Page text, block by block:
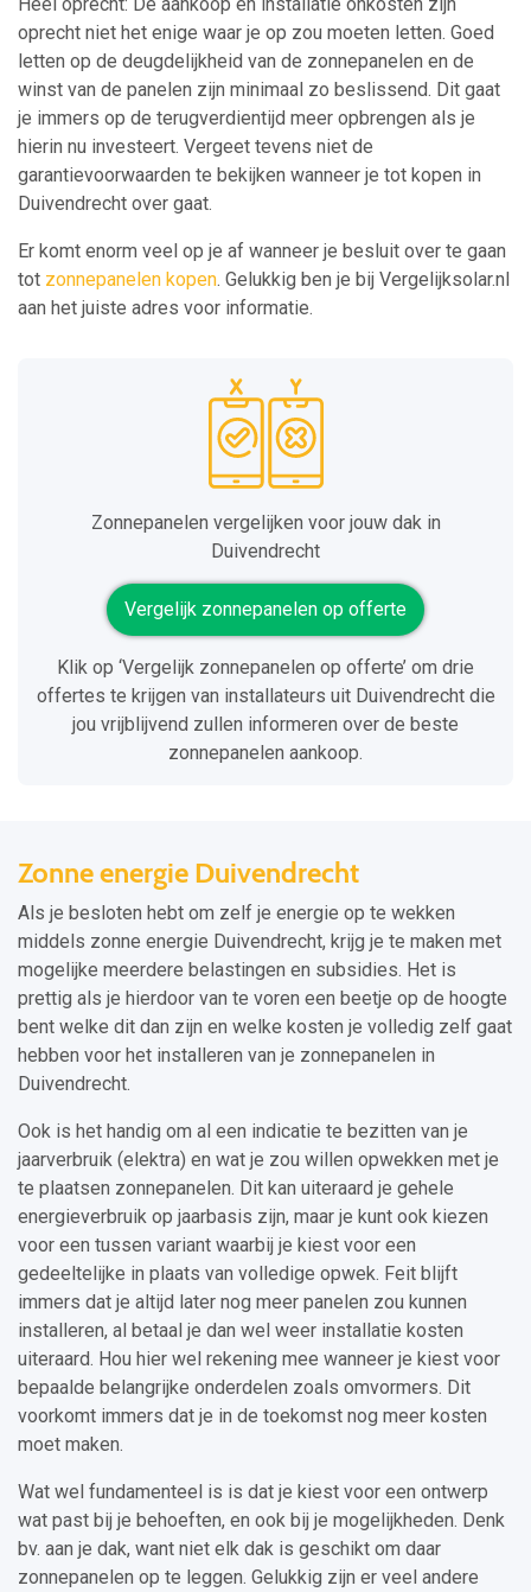
Heel oprecht: De aankoop en installatie onkosten zijn
oprecht niet het enige waar je op zou moeten letten. Goed
letten op de deugdelijkheid van de zonnepanelen en de
winst van de panelen zijn minimaal zo beslissend. Dit gaat
je immers op de terugverdientijd meer opbrengen als je
hierin nu investeert. Vergeet tevens niet de
garantievoorwaarden te bekijken wanneer je tot kopen in
Duivendrecht over gaat.
Er komt enorm veel op je af wanneer je besluit over te gaan
tot zonnepanelen kopen. Gelukkig ben je bij Vergelijksolar.nl
aan het juiste adres voor informatie.
Zonnepanelen vergelijken voor jouw dak in
Duivendrecht
Vergelijk zonnepanelen op offerte
Klik op ‘Vergelijk zonnepanelen op offerte’ om drie
offertes te krijgen van installateurs uit Duivendrecht die
jou vrijblijvend zullen informeren over de beste
zonnepanelen aankoop.
Zonne energie Duivendrecht
Als je besloten hebt om zelf je energie op te wekken
middels zonne energie Duivendrecht, krijg je te maken met
mogelijke meerdere belastingen en subsidies. Het is
prettig als je hierdoor van te voren een beetje op de hoogte
bent welke dit dan zijn en welke kosten je volledig zelf gaat
hebben voor het installeren van je zonnepanelen in
Duivendrecht.
Ook is het handig om al een indicatie te bezitten van je
jaarverbruik (elektra) en wat je zou willen opwekken met je
te plaatsen zonnepanelen. Dit kan uiteraard je gehele
energieverbruik op jaarbasis zijn, maar je kunt ook kiezen
voor een tussen variant waarbij je kiest voor een
gedeeltelijke in plaats van volledige opwek. Feit blijft
immers dat je altijd later nog meer panelen zou kunnen
installeren, al betaal je dan wel weer installatie kosten
uiteraard. Hou hier wel rekening mee wanneer je kiest voor
bepaalde belangrijke onderdelen zoals omvormers. Dit
voorkomt immers dat je in de toekomst nog meer kosten
moet maken.
Wat wel fundamenteel is is dat je kiest voor een ontwerp
wat past bij je behoeften, en ook bij je mogelijkheden. Denk
bv. aan je dak, want niet elk dak is geschikt om daar
zonnepanelen op te leggen. Gelukkig zijn er veel andere